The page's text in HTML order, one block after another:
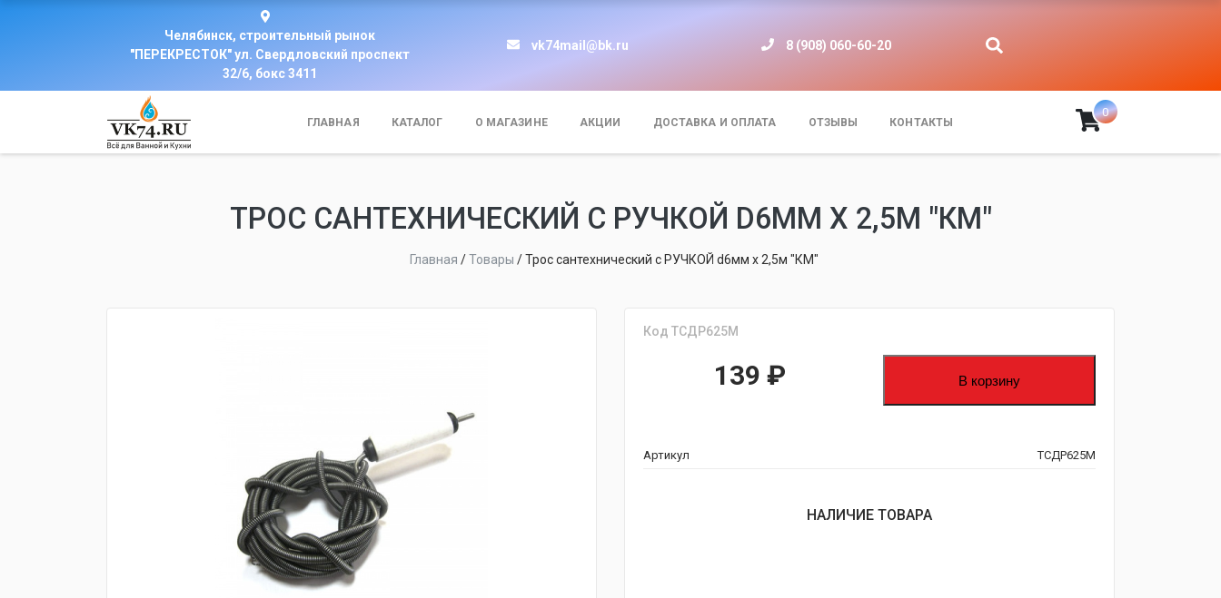
Челябинск, строительный рынок
"ПЕРЕКРЕСТОК" ул. Свердловский проспект
32/6, бокс 3411
vk74mail@bk.ru 8 (908) 060-60-20
ГЛАВНАЯ КАТАЛОГ О МАГАЗИНЕ АКЦИИ ДОСТАВКА И ОПЛАТА ОТЗЫВЫ КОНТАКТЫ
0
ТРОС САНТЕХНИЧЕСКИЙ С РУЧКОЙ D6ММ Х 2,5М "КМ"
Главная /Товары /Трос сантехнический с РУЧКОЙ d6мм х 2,5м "КМ"
Код ТСДР625М
139 ₽ В корзину
Артикул ТСДР625М
НАЛИЧИЕ ТОВАРА